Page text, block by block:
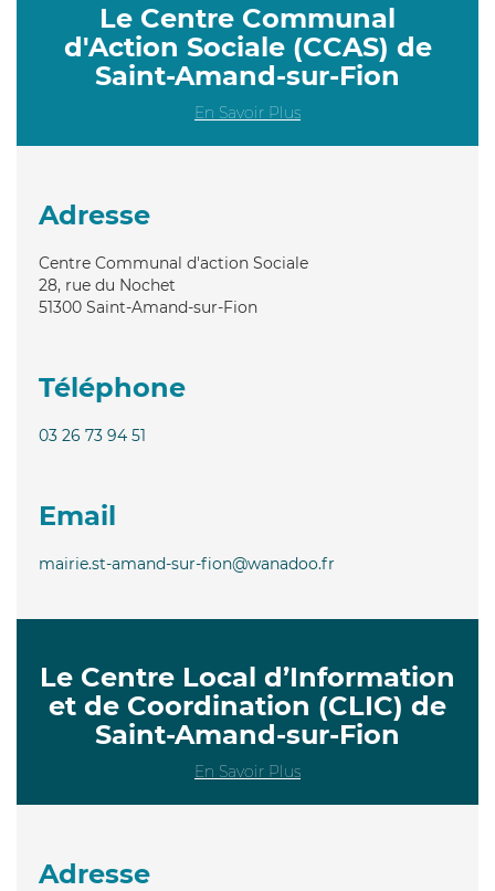
Le Centre Communal
d'Action Sociale (CCAS) de
Saint-Amand-sur-Fion
En Savoir Plus
Adresse
Centre Communal d'action Sociale
28, rue du Nochet
51300 Saint-Amand-sur-Fion
Téléphone
03 26 73 94 51
Email
mairie.st-amand-sur-fion@wanadoo.fr
Le Centre Local d’Information
et de Coordination (CLIC) de
Saint-Amand-sur-Fion
En Savoir Plus
Adresse